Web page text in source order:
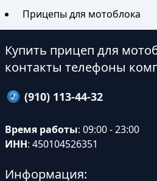
Прицепы для мотоблока
Купить прицеп для
контакты телефоны
(910) 113-44-32
Время работы: 09:00 - 23:00
ИНН: 450104526351
Информация: